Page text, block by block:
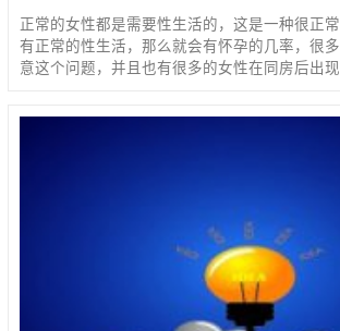
正常的女性都是需要性生活的，这是一种很正
有正常的性生活，那么就会有怀孕的几率，很
意这个问题，并且也有很多的女性在同房后出